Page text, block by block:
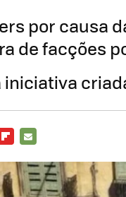
por causa
de facções
MAIL